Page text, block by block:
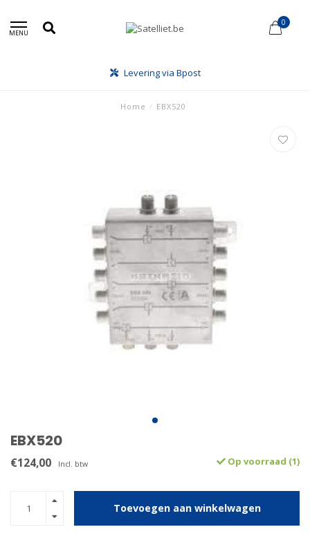
MENU
0
Levering via Bpost
Home / EBX520
EBX520
€124,00 Incl. btw Op voorraad (1)
Toevoegen aan winkelwagen